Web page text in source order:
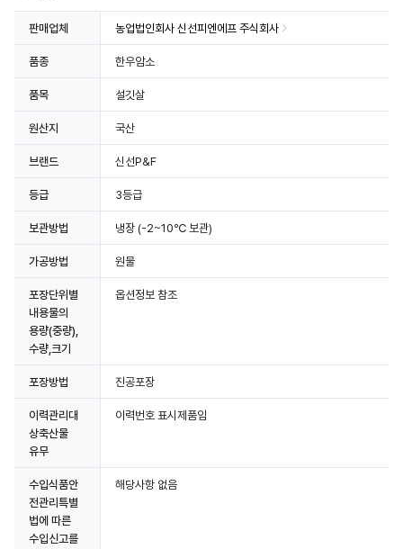
판매업체 농업법인회사 신선피엔에프 주식회사
품종 한우암소
품목 설깃살
원산지 국산
브랜드 신선P&F
등급 3등급
보관방법 냉장 (-2~10℃ 보관)
가공방법 원물
포장단위별
내용물의
용량(중량),
수량,크기
옵션정보 참조
포장방법 진공포장
이력관리대
상축산물
유무
이력번호 표시제품임
수입식품안
전관리특별
법에 따른
수입신고를
해당사항 없음